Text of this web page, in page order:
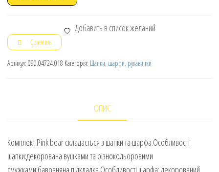
Добавить в список желаний
Сравнить
Артикул: 090.04724.018 Категорія: Шапки, шарфи, рукавички
ОПИС
Комплект Pink bear складається з шапки та шарфа.Особливості
шапки:декорована вушками та різнокольоровими
смужками;бавовняна підкладка.Особливості шарфа: декорований